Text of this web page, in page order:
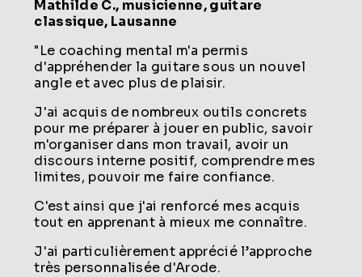
Mathilde C., musicienne, guitare
classique, Lausanne
"Le coaching mental m'a permis
d'appréhender la guitare sous un nouvel
angle et avec plus de plaisir.
J'ai acquis de nombreux outils concrets
pour me préparer à jouer en public, savoir
m'organiser dans mon travail, avoir un
discours interne positif, comprendre mes
limites, pouvoir me faire confiance.
C'est ainsi que j'ai renforcé mes acquis
tout en apprenant à mieux me connaître.
J'ai particulièrement apprécié l’approche
très personnalisée d'Arode.